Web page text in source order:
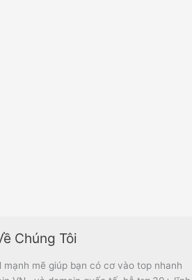
Chúng Tôi
mạnh mẽ giúp bạn có cơ vào top nhanh